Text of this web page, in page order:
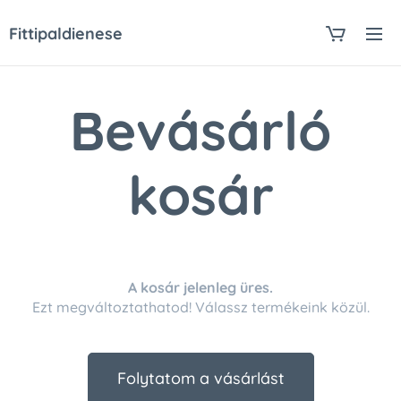
Fittipaldienese
Bevásárló
kosár
A kosár jelenleg üres.
Ezt megváltoztathatod! Válassz termékeink közül.
Folytatom a vásárlást